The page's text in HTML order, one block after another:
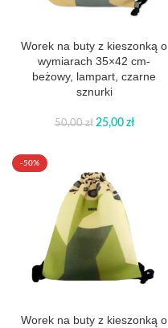
Worek na buty z kieszonką o
wymiarach 35×42 cm-
beżowy, lampart, czarne
sznurki
50,00zł 25,00 zł
-50%
Worek na buty z kieszonką o